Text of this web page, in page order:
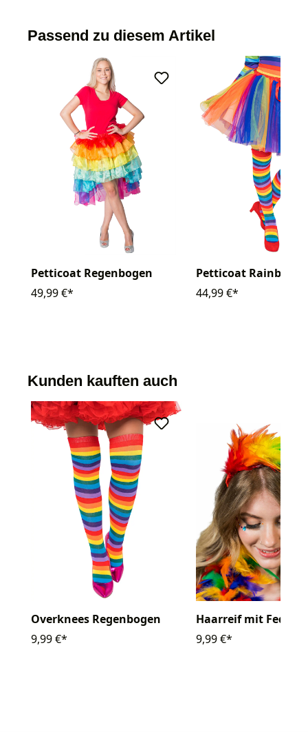
Passend zu diesem Artikel
Petticoat Regenbogen
49,99 €*
Petticoat Rainbow
44,99 €*
Kunden kauften auch
Overknees Regenbogen
9,99 €*
Haarreif mit Federn
9,99 €*